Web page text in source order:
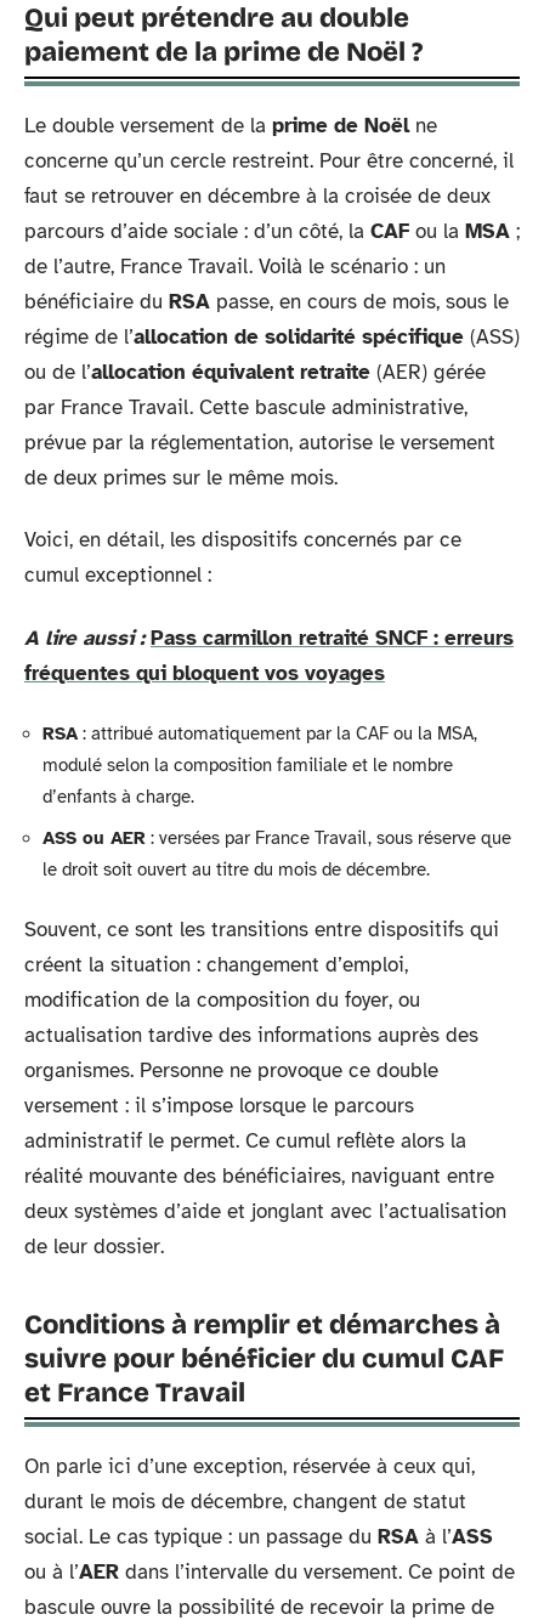
Qui peut prétendre au double
paiement de la prime de Noël ?
Le double versement de la prime de Noëlne
concerne qu’un cercle restreint. Pour être concerné, il
faut se retrouver en décembre à la croisée de deux
parcours d’aide sociale : d’un côté, la CAF ou la MSA ;
de l’autre, France Travail. Voilà le scénario : un
bénéficiaire du RSA passe, en cours de mois, sous le
régime de l’allocation de solidarité spécifique (ASS)
ou de l’allocation équivalent retraite (AER) gérée
par France Travail. Cette bascule administrative,
prévue par la réglementation, autorise le versement
de deux primes sur le même mois.
Voici, en détail, les dispositifs concernés par ce
cumul exceptionnel :
A lire aussi : Pass carmillon retraité SNCF : erreurs
fréquentes qui bloquent vos voyages
RSA : attribué automatiquement par la CAF ou la MSA,
modulé selon la composition familiale et le nombre
d’enfants à charge.
ASS ou AER : versées par France Travail, sous réserve que
le droit soit ouvert au titre du mois de décembre.
Souvent, ce sont les transitions entre dispositifs qui
créent la situation : changement d’emploi,
modification de la composition du foyer, ou
actualisation tardive des informations auprès des
organismes. Personne ne provoque ce double
versement : il s’impose lorsque le parcours
administratif le permet. Ce cumul reflète alors la
réalité mouvante des bénéficiaires, naviguant entre
deux systèmes d’aide et jonglant avec l’actualisation
de leur dossier.
Conditions à remplir et démarches à
suivre pour bénéficier du cumul CAF
et France Travail
On parle ici d’une exception, réservée à ceux qui,
durant le mois de décembre, changent de statut
social. Le cas typique : un passage du RSA à l’ASS
ou à l’AER dans l’intervalle du versement. Ce point de
bascule ouvre la possibilité de recevoir la prime de